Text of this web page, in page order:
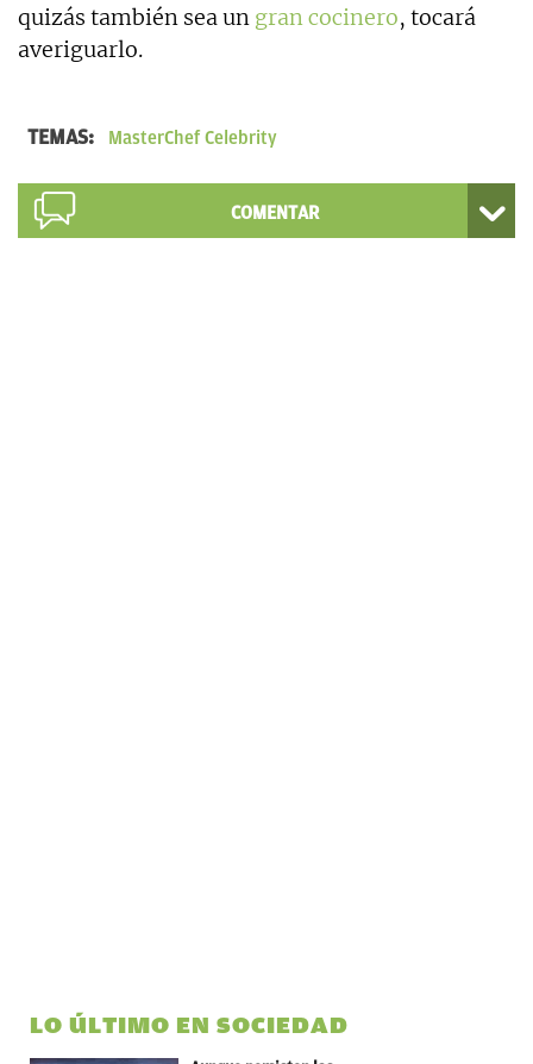
quizás también sea un gran cocinero, tocará
averiguarlo.
TEMAS: MasterChef Celebrity
COMENTAR
LO ÚLTIMO EN SOCIEDAD